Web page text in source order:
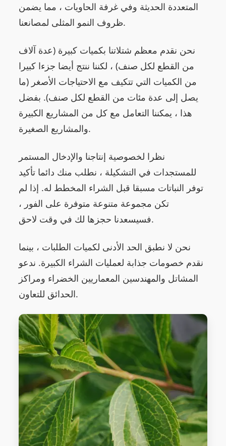
المتعددة الحديثة وفي غرفة الحاويات ، مما يضمن
ظروف النمو المثلى لمصانعنا.
نحن نقدم معظم شتلاتنا بكميات كبيرة (عدة آلاف
من القطع لكل صنف) ، لكننا ننتج أيضا جزءا كبيرا
من الكميات التي تتكيف مع الاحتياجات الأصغر (ما
يصل إلى عدة مئات من القطع لكل صنف). بفضل
هذا ، يمكننا التعامل مع كل من المشاريع الكبيرة
والمشاريع الصغيرة.
نظرا لخصوصية إنتاجنا والإدخال المستمر
للمستجدات في التشكيلة ، نطلب منك دائما تأكيد
توفر النباتات مسبقا قبل الشراء المخطط له. إذا لم
تكن مجموعة متنوعة متوفرة على الفور ،
فسيسعدنا حجزها لك في وقت لاحق.
نحن لا نطبق الحد الأدنى لكميات الطلبات ، بينما
نقدم خصومات جذابة لعمليات الشراء الكبيرة. ندعو
المشاتل والمهندسين المعماريين الخضراء ومراكز
الحدائق للتعاون.